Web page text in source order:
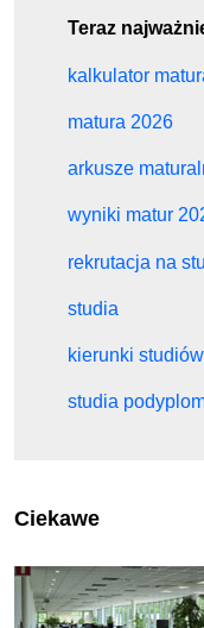
Teraz
kalkulator
matura 2026
arkusze
wyniki matur
rekrutacja na
studia
kierunki studiów
studia
Ciekawe